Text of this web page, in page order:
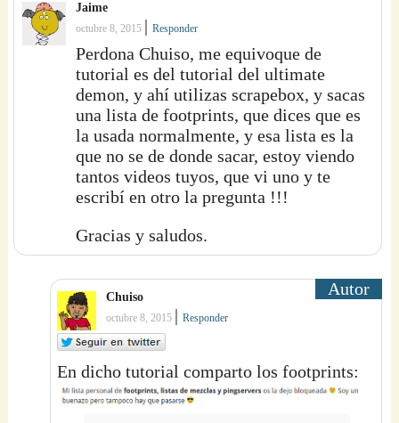
Jaime
octubre 8, 2015 |Responder
Perdona Chuiso, me equivoque de
tutorial es del tutorial del ultimate
demon, y ahí utilizas scrapebox, y sacas
una lista de footprints, que dices que es
la usada normalmente, y esa lista es la
que no se de donde sacar, estoy viendo
tantos videos tuyos, que vi uno y te
escribí en otro la pregunta !!!
Gracias y saludos.
Chuiso
octubre 8, 2015 |Responder
En dicho tutorial comparto los footprints: